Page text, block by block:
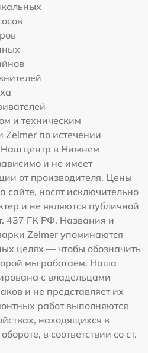
и техническим
Zelmer по истечении
Наш центр в Нижнем
и не имеет
от производителя. Цены
сайте, носят исключительно
и не являются публичной
437 ГК РФ. Названия и
Zelmer упоминаются
целях — чтобы обозначить
мы работаем. Наша
с владельцами
и не представляет их
работ выполняются
находящихся в
в соответствии со ст.